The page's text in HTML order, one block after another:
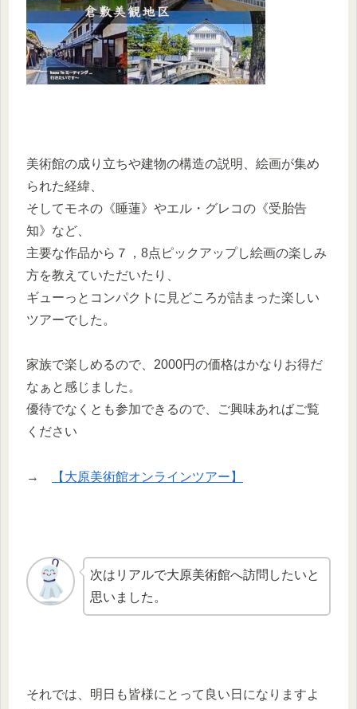
美術館の成り立ちや建物の構造の説明、絵画が集め
られた経緯、
そしてモネの《睡蓮》やエル・グレコの《受胎告
知》など、
主要な作品から７，8点ピックアップし絵画の楽しみ
方を教えていただいたり、
ギューっとコンパクトに見どころが詰まった楽しい
ツアーでした。
家族で楽しめるので、2000円の価格はかなりお得だ
なぁと感じました。
優待でなくとも参加できるので、ご興味あればご覧
ください
→ 【大原美術館オンラインツアー】
次はリアルで大原美術館へ訪問したいと
思いました。
それでは、明日も皆様にとって良い日になりますよ